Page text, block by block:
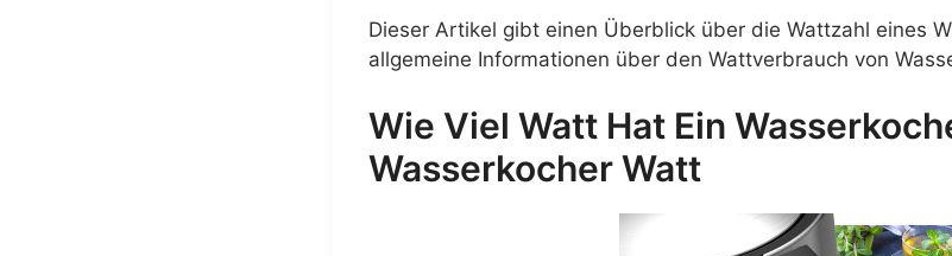
Dieser Artikel gibt einen Überblick über die Wattzahl eines
allgemeine Informationen über den Wattverbrauch von
Wie Viel Watt Hat Ein
Wasserkocher Watt